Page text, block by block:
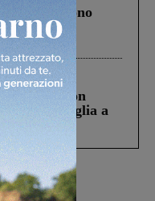
cui morirono
schianto, il
fra tir....
di Castiglion
ucciso la figlia a